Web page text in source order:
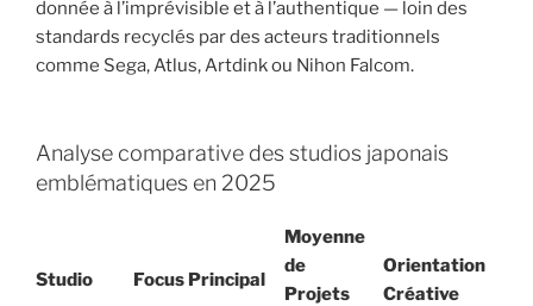
donnée à l’imprévisible et à l’authentique — loin des
standards recyclés par des acteurs traditionnels
comme Sega, Atlus, Artdink ou Nihon Falcom.
Analyse comparative des studios japonais
emblématiques en 2025
Studio Focus Principal
Moyenne
de
Projets
Orientation
Créative